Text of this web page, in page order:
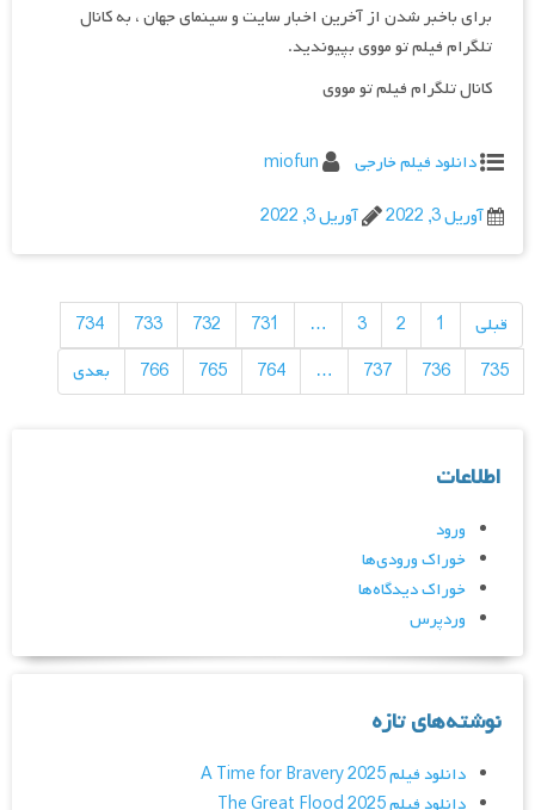
برای باخبر شدن از آخرین اخبار سایت و سینمای جهان ، به کانال
تلگرام فیلم تو مووی بپیوندید.
کانال تلگرام فیلم تو مووی
دانلود فیلم خارجی
miofun
آوریل 3, 2022
آوریل 3, 2022
راهبری
نوشته‌ها
قبلی 1
2
3
…
731
732
733
734
735
736
737
…
764
765
766 بعدی
اطلاعات
ورود
خوراک ورودی‌ها
خوراک دیدگاه‌ها
وردپرس
نوشته‌های تازه
دانلود فیلم A Time for Bravery 2025
دانلود فیلم The Great Flood 2025